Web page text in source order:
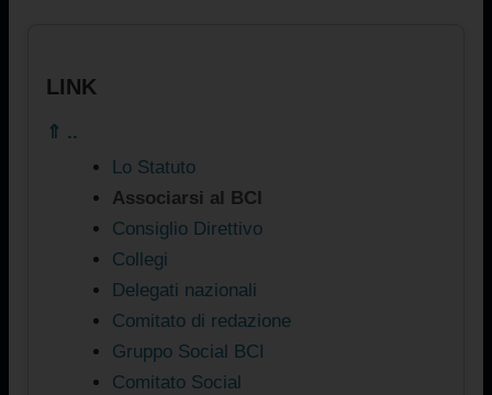
LINK
⇑ ..
Lo Statuto
Associarsi al BCI
Consiglio Direttivo
Collegi
Delegati nazionali
Comitato di redazione
Gruppo Social BCI
Comitato Social